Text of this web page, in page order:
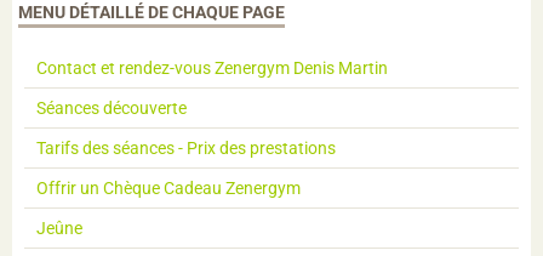
MENU DÉTAILLÉ DE CHAQUE PAGE
Contact et rendez-vous Zenergym Denis Martin
Séances découverte
Tarifs des séances - Prix des prestations
Offrir un Chèque Cadeau Zenergym
Jeûne